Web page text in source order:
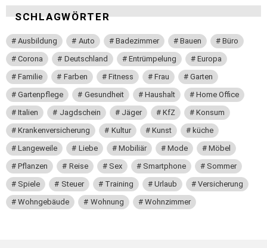
SCHLAGWÖRTER
Ausbildung Auto Badezimmer Bauen
Büro
Corona
Deutschland Entrümpelung
Europa
Familie
Farben Fitness Frau
Garten
Gartenpflege
Gesundheit Haushalt
Home Office
Italien
Jagdschein Jäger KfZ
Konsum
Krankenversicherung
Kultur Kunst
küche
Langeweile
Liebe Mobiliär Mode
Möbel
Pflanzen
Reise Sex Smartphone
Sommer
Spiele
Steuer Training Urlaub
Versicherung
Wohngebäude
Wohnung Wohnzimmer